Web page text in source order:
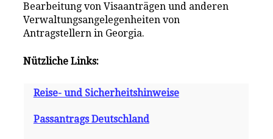
Bearbeitung von Visaanträgen und anderen
Verwaltungsangelegenheiten von
Antragstellern in Georgia.
Nützliche Links:
Reise- und Sicherheitshinweise
Passantrags Deutschland